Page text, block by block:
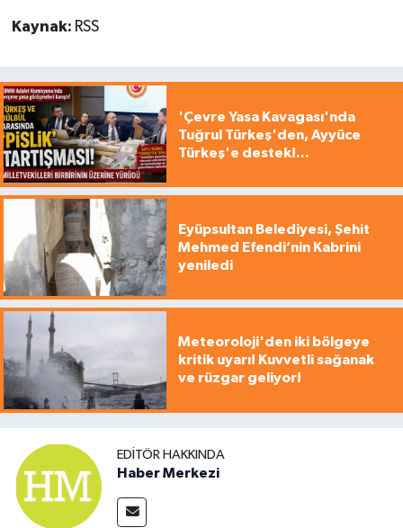
Kaynak: RSS
'Çevre Yasa Kavagası'nda
Tuğrul Türkeş'den, Ayyüce
Türkeş'e destek!...
Eyüpsultan Belediyesi, Şehit
Mehmed Efendi’nin Kabrini
yeniledi
Meteoroloji'den iki bölgeye
kritik uyarı! Kuvvetli sağanak
ve rüzgar geliyor!
EDITÖR HAKKINDA
Haber Merkezi